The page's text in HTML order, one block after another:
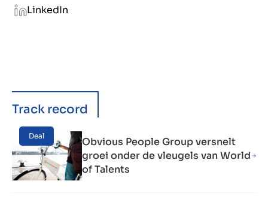
LinkedIn
Track record
Deal
Obvious People Group versnelt
groei onder de vleugels van World
of Talents